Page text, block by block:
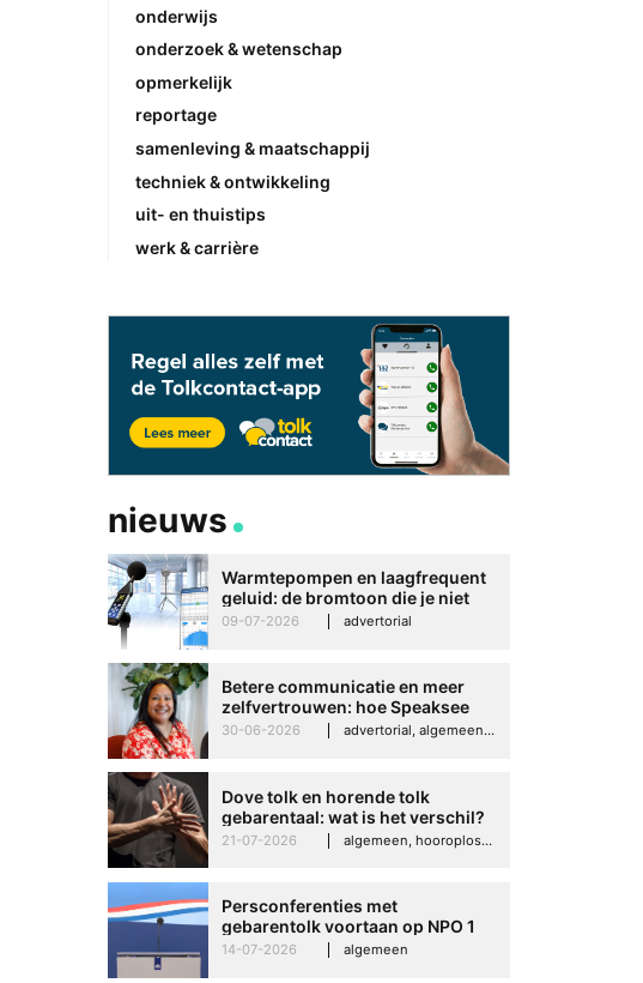
onderwijs
onderzoek & wetenschap
opmerkelijk
reportage
samenleving & maatschappij
techniek & ontwikkeling
uit- en thuistips
werk & carrière
nieuws
Warmtepompen en laagfrequent
geluid: de bromtoon die je niet
kunt negeren
09-07-2026 advertorial
Betere communicatie en meer
zelfvertrouwen: hoe Speaksee
Imelda helpt om te groeien in
30-06-2026 advertorial, algemeen, hooroplossingen, interview
Dove tolk en horende tolk
gebarentaal: wat is het verschil?
21-07-2026 algemeen, hooroplossingen, hoorproblemen, samenleving & maatschappij
Persconferenties met
gebarentolk voortaan op NPO 1
Extra
14-07-2026 algemeen